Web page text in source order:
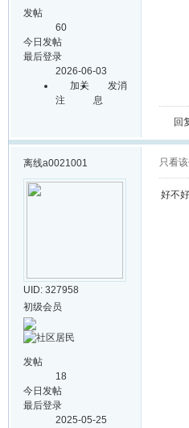
发帖
60
今日发帖
最后登录
2026-06-03
加关
注
发消
息
回
离线a0021001
UID: 327958
初级会员
发帖
18
今日发帖
最后登录
2025-05-25
只看
好不